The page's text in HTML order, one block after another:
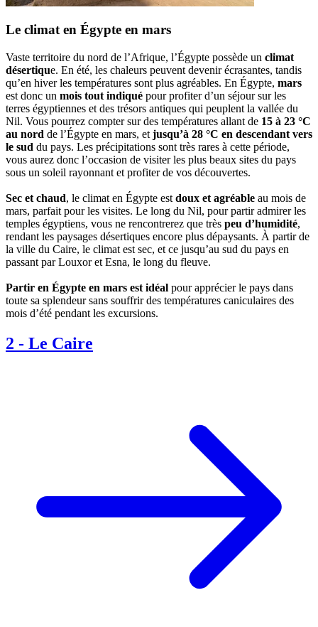
Le climat en Égypte en mars
Vaste territoire du nord de l’Afrique, l’Égypte possède un climat
désertique. En été, les chaleurs peuvent devenir écrasantes, tandis
qu’en hiver les températures sont plus agréables. En Égypte, mars
est donc un mois tout indiqué pour profiter d’un séjour sur les
terres égyptiennes et des trésors antiques qui peuplent la vallée du
Nil. Vous pourrez compter sur des températures allant de 15 à 23 °C
au nord de l’Égypte en mars, et jusqu’à 28 °C en descendant vers
le sud du pays. Les précipitations sont très rares à cette période,
vous aurez donc l’occasion de visiter les plus beaux sites du pays
sous un soleil rayonnant et profiter de vos découvertes.
Sec et chaud, le climat en Égypte est doux et agréable au mois de
mars, parfait pour les visites. Le long du Nil, pour partir admirer les
temples égyptiens, vous ne rencontrerez que très peu d’humidité,
rendant les paysages désertiques encore plus dépaysants. À partir de
la ville du Caire, le climat est sec, et ce jusqu’au sud du pays en
passant par Louxor et Esna, le long du fleuve.
Partir en Égypte en mars est idéal pour apprécier le pays dans
toute sa splendeur sans souffrir des températures caniculaires des
mois d’été pendant les excursions.
2 - Le Caire